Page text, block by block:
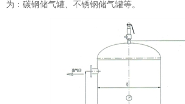
为：碳钢储气罐、不锈钢储气罐等。